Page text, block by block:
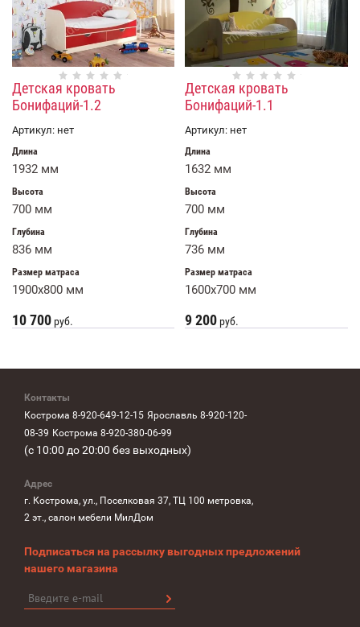
Детская кровать
Бонифаций-1.2
Артикул: нет
Длина
1932 мм
Высота
700 мм
Глубина
836 мм
Размер матраса
1900x800 мм
10 700 руб.
Детская кровать
Бонифаций-1.1
Артикул: нет
Длина
1632 мм
Высота
700 мм
Глубина
736 мм
Размер матраса
1600х700 мм
9 200 руб.
Контакты
Кострома 8-920-649-12-15 Ярославль 8-920-120-
08-39 Кострома 8-920-380-06-99
(с 10:00 до 20:00 без выходных)
Адрес
г. Кострома, ул., Поселковая 37, ТЦ 100 метровка,
2 эт., салон мебели МилДом
Подписаться на рассылку выгодных предложений
нашего магазина